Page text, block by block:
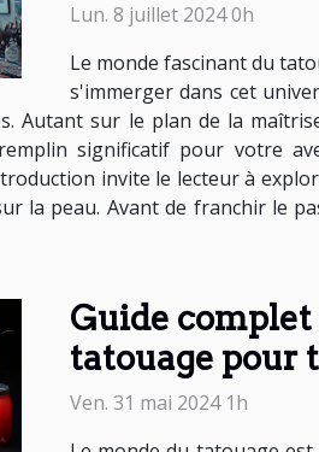
Lun. 8 juillet 2024 0h
Le monde fascinant du
s'immerger dans cet
Autant sur le plan de la
significatif pour votre
invite le lecteur à
la peau. Avant de franchir le
Guide
tatouage pour
Ven. 31 mai 2024 1h